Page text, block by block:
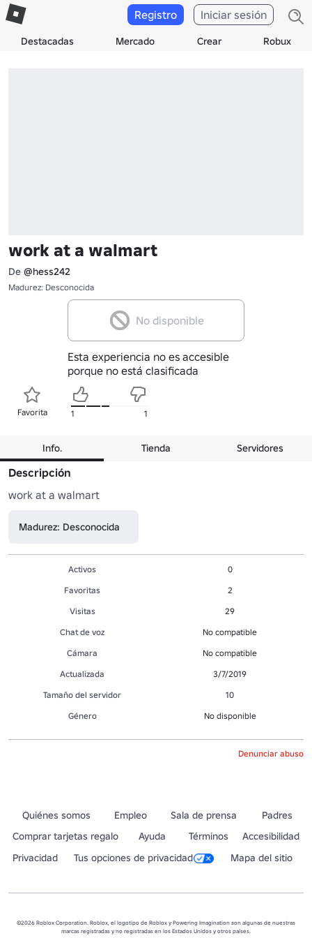
Destacadas Mercado Crear Robux
Registro Iniciar sesión
work at a walmart
De @hess242
Madurez: Desconocida
No disponible
Esta experiencia no es accesible
porque no está clasificada
Favorita 1 1
Info. Tienda Servidores
Descripción
work at a walmart
Madurez: Desconocida
Activos
0
Favoritas
2
Visitas
29
Chat de voz
No compatible
Cámara
No compatible
Actualizada
3/7/2019
Tamaño del servidor
10
Género
No disponible
Denunciar abuso
Quiénes somos Empleo Sala de prensa
Padres
Comprar tarjetas regalo
Ayuda Términos
Accesibilidad
Privacidad
Tus opciones de privacidad Mapa del sitio
©2026 Roblox Corporation. Roblox, el logotipo de Roblox y Powering Imagination son algunas de nuestras
marcas registradas y no registradas en los Estados Unidos y otros países.